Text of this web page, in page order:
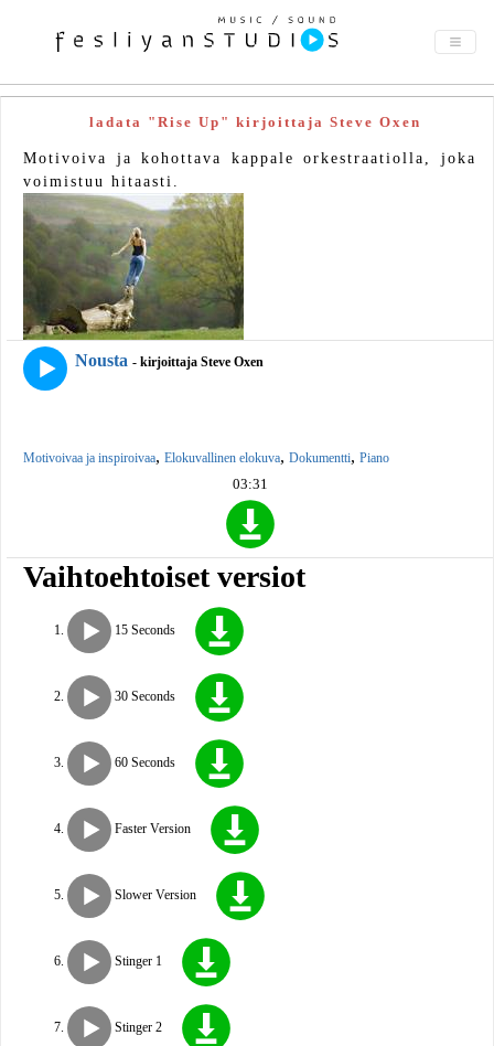
ladata "Rise Up" kirjoittaja Steve Oxen
Motivoiva ja kohottava kappale orkestraatiolla, joka
voimistuu hitaasti.
Nousta - kirjoittaja Steve Oxen
Motivoivaa ja inspiroivaa, Elokuvallinen elokuva, Dokumentti, Piano
03:31
Vaihtoehtoiset versiot
15 Seconds
30 Seconds
60 Seconds
Faster Version
Slower Version
Stinger 1
Stinger 2